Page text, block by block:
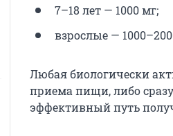
7–18 лет — 1000 мг;
взрослые —
Любая биологически
приема пищи, либо
эффективный путь